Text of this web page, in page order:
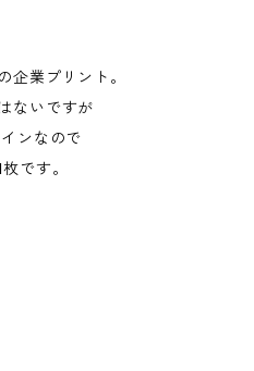
企業プリント。
ないですが
ンなので
です。